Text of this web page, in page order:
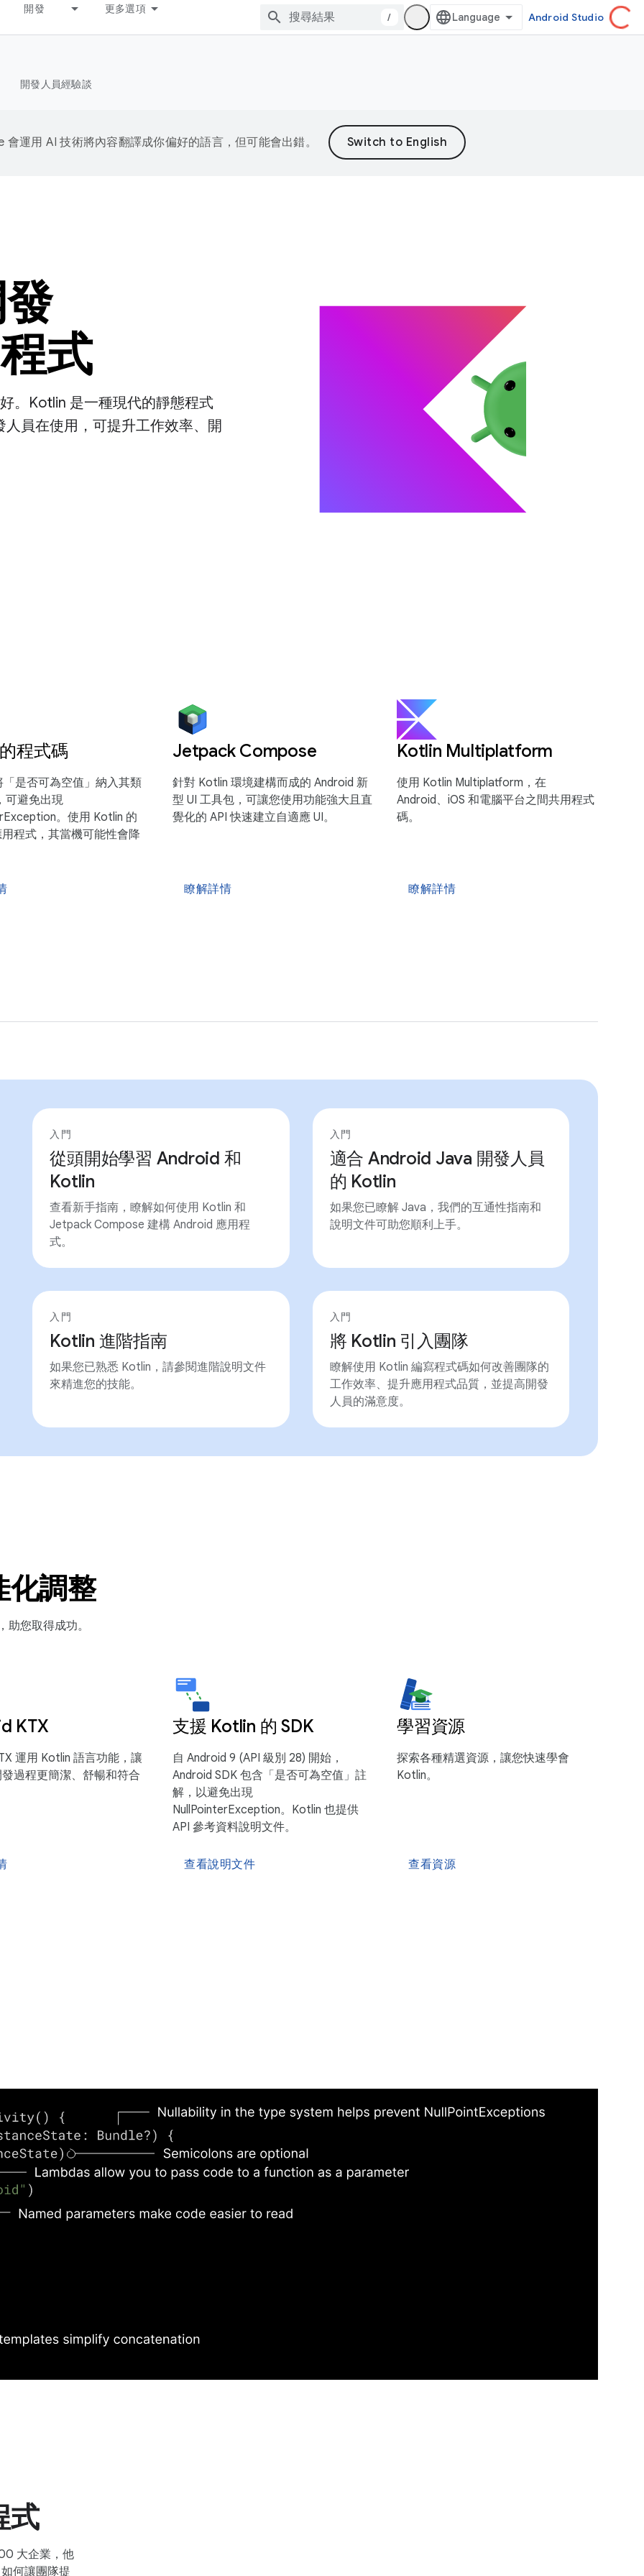
開發 更多選項
/ Android Studio
開發人員經驗談
會運用 AI 技術將內容翻譯成你偏好的語言，但可能會出錯。
式
。Kotlin 是一種現代的靜態程式
員在使用，可提升工作效率、開
程式碼
是否可為空值」納入其類
可避免出現
。使用 Kotlin 的
程式，其當機可能性會降
Jetpack Compose
針對 Kotlin 環境建構而成的 Android 新
型 UI 工具包，可讓您使用功能強大且直
覺化的 API 快速建立自適應 UI。
瞭解詳情
Kotlin Multiplatform
使用 Kotlin Multiplatform，在
Android、iOS 和電腦平台之間共用程式
碼。
瞭解詳情
入門
從頭開始學習 Android 和
Kotlin
查看新手指南，瞭解如何使用 Kotlin 和
Jetpack Compose 建構 Android 應用程
式。
入門
適合 Android Java 開發人員
的 Kotlin
如果您已瞭解 Java，我們的互通性指南和
說明文件可助您順利上手。
入門
Kotlin 進階指南
如果您已熟悉 Kotlin，請參閱進階說明文件
來精進您的技能。
入門
將 Kotlin 引入團隊
瞭解使用 Kotlin 編寫程式碼如何改善團隊的
工作效率、提升應用程式品質，並提高開發
人員的滿意度。
化調整
您取得成功。
KTX
運用 Kotlin 語言功能，讓
過程更簡潔、舒暢和符合
支援 Kotlin 的 SDK
自 Android 9 (API 級別 28) 開始，
Android SDK 包含「是否可為空值」註
解，以避免出現
NullPointerException。Kotlin 也提供
API 參考資料說明文件。
查看說明文件
學習資源
探索各種精選資源，讓您快速學會
Kotlin。
查看資源
式
大企業，他
何讓團隊提